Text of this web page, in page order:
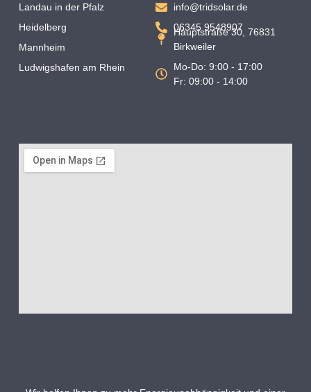
Landau in der Pfalz
Heidelberg
Mannheim
Ludwigshafen am Rhein
info@tridsolar.de
06345 9548907
Hauptstraße 30, 76831
Birkweiler
Mo-Do: 9:00 - 17:00
Fr: 09:00 - 14:00